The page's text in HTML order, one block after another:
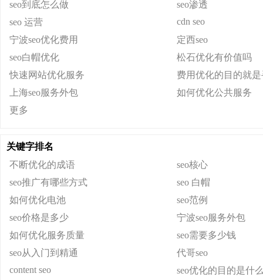
seo到底怎么做
seo渗透
seo 运营
cdn seo
宁波seo优化费用
定西seo
seo白帽优化
松石优化有价值吗
快速网站优化服务
费用优化的目的就
上海seo服务外包
如何优化公共服务
更多
关键字排名
不断优化的成语
seo核心
seo推广有哪些方式
seo 白帽
如何优化电池
seo范例
seo价格是多少
宁波seo服务外包
如何优化服务质量
seo需要多少钱
seo从入门到精通
代哥seo
content seo
seo优化的目的是什